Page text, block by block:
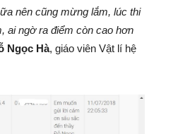
nên cũng mừng lắm, lúc thi
ai ngờ ra điểm còn cao hơn
Ngọc Hà, giáo viên Vật lí hệ